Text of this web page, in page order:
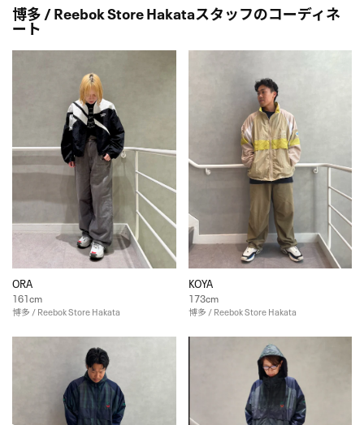
博多 / Reebok Store Hakataスタッフのコーディネ
ート
ORA
161cm
博多 / Reebok Store Hakata
KOYA
173cm
博多 / Reebok Store Hakata